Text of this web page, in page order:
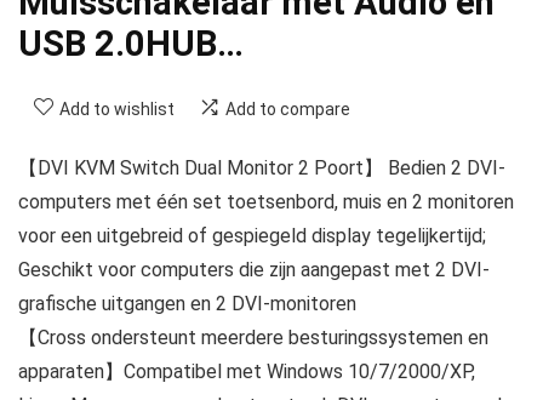
USB 2.0HUB…
Add to wishlist Add to compare
【DVI KVM Switch Dual Monitor 2 Poort】 Bedien 2 DVI-
computers met één set toetsenbord, muis en 2 monitoren
voor een uitgebreid of gespiegeld display tegelijkertijd;
Geschikt voor computers die zijn aangepast met 2 DVI-
grafische uitgangen en 2 DVI-monitoren
【Cross ondersteunt meerdere besturingssystemen en
apparaten】Compatibel met Windows 10/7/2000/XP,